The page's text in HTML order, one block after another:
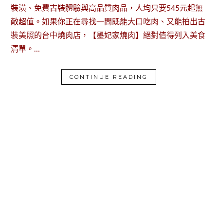
裝潢、免費古裝體驗與高品質肉品，人均只要545元起無
敵超值。如果你正在尋找一間既能大口吃肉、又能拍出古
裝美照的台中燒肉店，【墨妃家燒肉】絕對值得列入美食
清單。…
CONTINUE READING